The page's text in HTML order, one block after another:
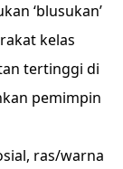
‘blusukan’
kelas
tertinggi di
pemimpin
ras/warna